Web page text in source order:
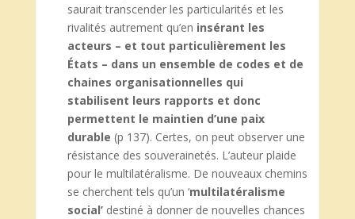
saurait transcender les particularités et les
rivalités autrement qu’en insérant les
acteurs – et tout particulièrement les
États – dans un ensemble de codes et de
chaines organisationnelles qui
stabilisent leurs rapports et donc
permettent le maintien d’une paix
durable (p 137). Certes, on peut observer une
résistance des souverainetés. L’auteur plaide
pour le multilatéralisme. De nouveaux chemins
se cherchent tels qu’un ‘multilatéralisme
social’destiné à donner de nouvelles chances